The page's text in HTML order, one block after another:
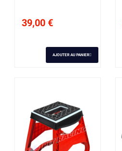
39,00 €
AJOUTER AU PANIER